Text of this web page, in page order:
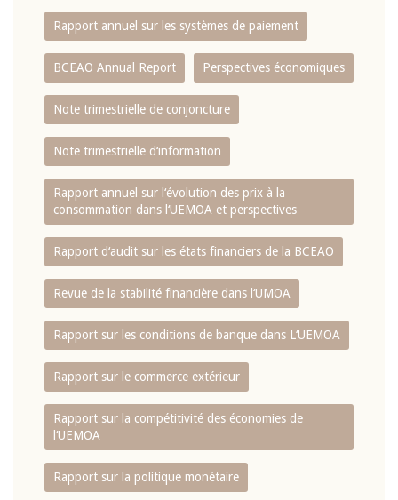
Rapport annuel sur les systèmes de paiement
BCEAO Annual Report Perspectives économiques
Note trimestrielle de conjoncture
Note trimestrielle d‘information
Rapport annuel sur l‘évolution des prix à la
consommation dans l‘UEMOA et perspectives
Rapport d‘audit sur les états financiers de la BCEAO
Revue de la stabilité financière dans l‘UMOA
Rapport sur les conditions de banque dans L‘UEMOA
Rapport sur le commerce extérieur
Rapport sur la compétitivité des économies de
l‘UEMOA
Rapport sur la politique monétaire